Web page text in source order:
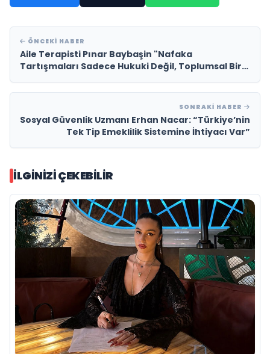
ÖNCEKI HABER
Aile Terapisti Pınar Baybaşin "Nafaka
Tartışmaları Sadece Hukuki Değil, Toplumsal Bir
SONRAKI HABER
Sosyal Güvenlik Uzmanı Erhan Nacar: “Türkiye’nin
Tek Tip Emeklilik Sistemine İhtiyacı Var”
İLGINIZI ÇEKEBILIR